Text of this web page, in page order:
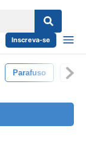
Inscreva-se
Parafuso Luz